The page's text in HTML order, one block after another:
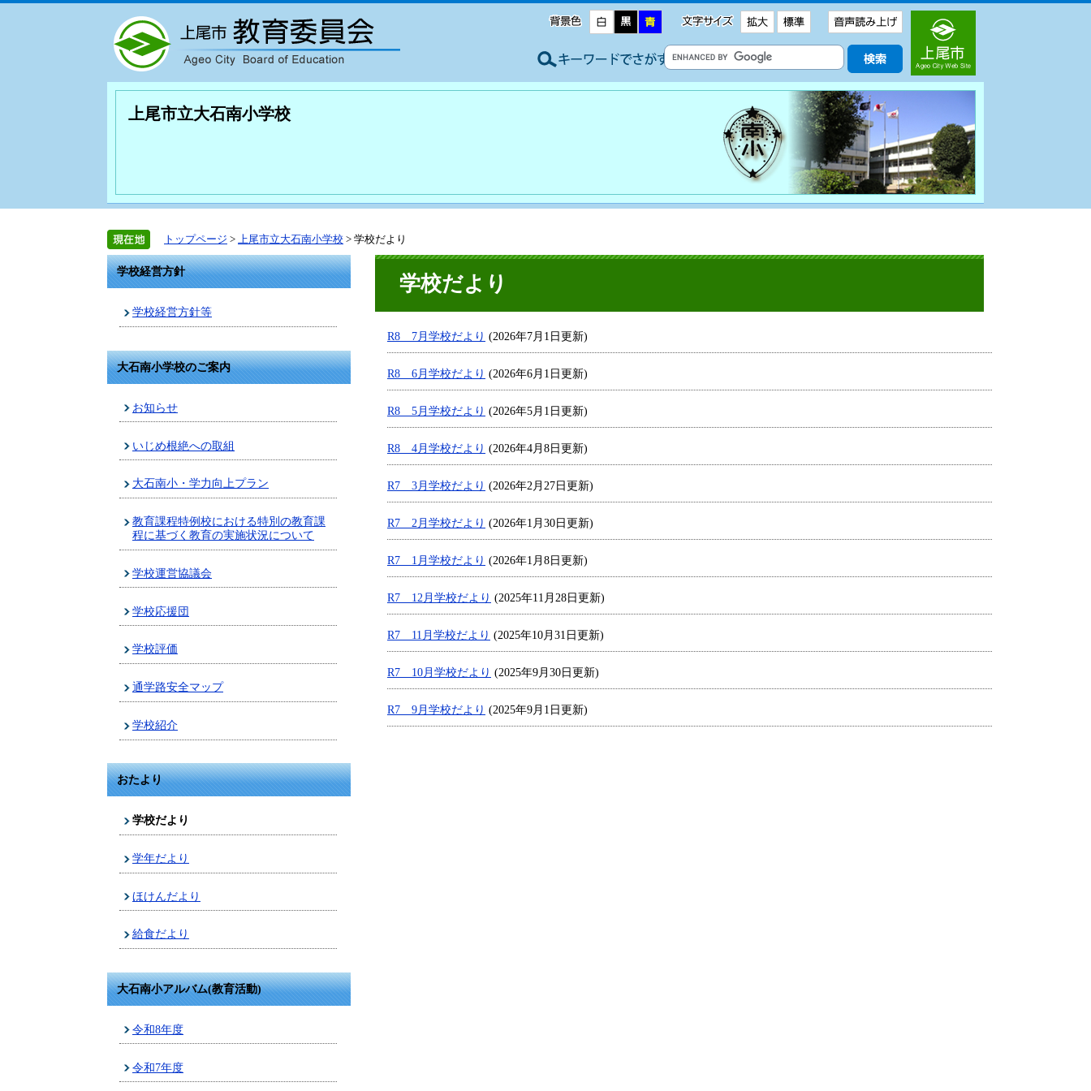
上尾市立大石南小学校
トップページ > 上尾市立大石南小学校 > 学校だより
学校経営方針
学校経営方針等
大石南小学校のご案内
お知らせ
いじめ根絶への取組
大石南小・学力向上プラン
教育課程特例校における特別の教育課
程に基づく教育の実施状況について
学校運営協議会
学校応援団
学校評価
通学路安全マップ
学校紹介
おたより
学校だより
学年だより
ほけんだより
給食だより
大石南小アルバム(教育活動)
令和8年度
令和7年度
学校だより
R8 7月学校だより (2026年7月1日更新)
R8 6月学校だより (2026年6月1日更新)
R8 5月学校だより (2026年5月1日更新)
R8 4月学校だより (2026年4月8日更新)
R7 3月学校だより (2026年2月27日更新)
R7 2月学校だより (2026年1月30日更新)
R7 1月学校だより (2026年1月8日更新)
R7 12月学校だより (2025年11月28日更新)
R7 11月学校だより (2025年10月31日更新)
R7 10月学校だより (2025年9月30日更新)
R7 9月学校だより (2025年9月1日更新)